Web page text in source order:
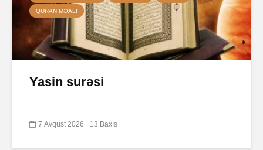
QURAN MƏALI
Yasin surəsi
7 Avqust 2026 13 Baxış